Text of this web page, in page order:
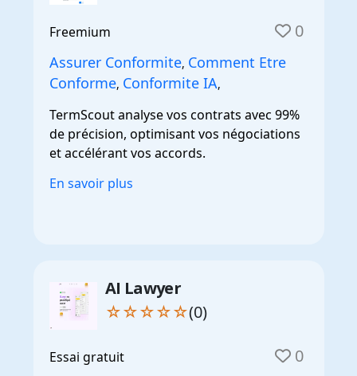
Freemium 0
Assurer Conformite, Comment Etre
Conforme, Conformite IA,
TermScout analyse vos contrats avec 99%
de précision, optimisant vos négociations
et accélérant vos accords.
En savoir plus
AI Lawyer
☆☆☆☆☆(0)
Essai gratuit 0